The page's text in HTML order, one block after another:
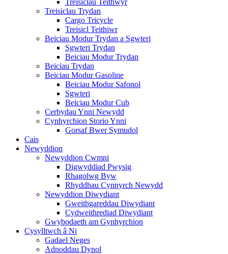
Treisiclau Teithwyr
Treisiclau Trydan
Cargo Tricycle
Treisicl Teithiwr
Beiciau Modur Trydan a Sgwteri
Sgwteri Trydan
Beiciau Modur Trydan
Beiciau Trydan
Beiciau Modur Gasoline
Beiciau Modur Safonol
Sgwteri
Beiciau Modur Cub
Cerbydau Ynni Newydd
Cynhyrchion Storio Ynni
Gorsaf Bwer Symudol
Cais
Newyddion
Newyddion Cwmni
Digwyddiad Pwysig
Rhagolwg Byw
Rhyddhau Cynnyrch Newydd
Newyddion Diwydiant
Gweithgareddau Diwydiant
Cydweithrediad Diwydiant
Gwybodaeth am Gynhyrchion
Cysylltwch â Ni
Gadael Neges
Adnoddau Dynol